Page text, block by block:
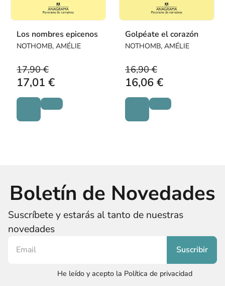
Los nombres epicenos
NOTHOMB, AMÉLIE
17,90 €
17,01 €
Golpéate el corazón
NOTHOMB, AMÉLIE
16,90 €
16,06 €
Boletín de Novedades
Suscríbete y estarás al tanto de nuestras
novedades
He leído y acepto la Política de privacidad